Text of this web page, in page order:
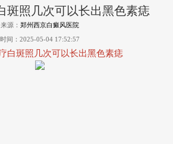
斑照几次可以长出黑色素痣
来源： 郑州西京白癜风医院
时间：2025-05-04 17:52:57
白斑照几次可以长出黑色素痣